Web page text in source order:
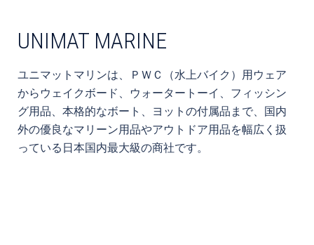
UNIMAT MARINE
ユニマットマリンは、ＰＷＣ（水上バイク）用ウェア
からウェイクボード、ウォータートーイ、フィッシン
グ用品、本格的なボート、ヨットの付属品まで、国内
外の優良なマリーン用品やアウトドア用品を幅広く扱
っている日本国内最大級の商社です。